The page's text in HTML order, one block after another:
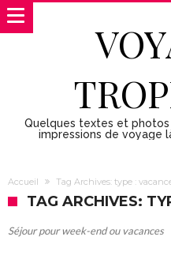
Quelques textes et
impressions de voyage
Accueil Tag Archives: type :
TAG ARCHIVES:
Séjour pour week-end ou vacances